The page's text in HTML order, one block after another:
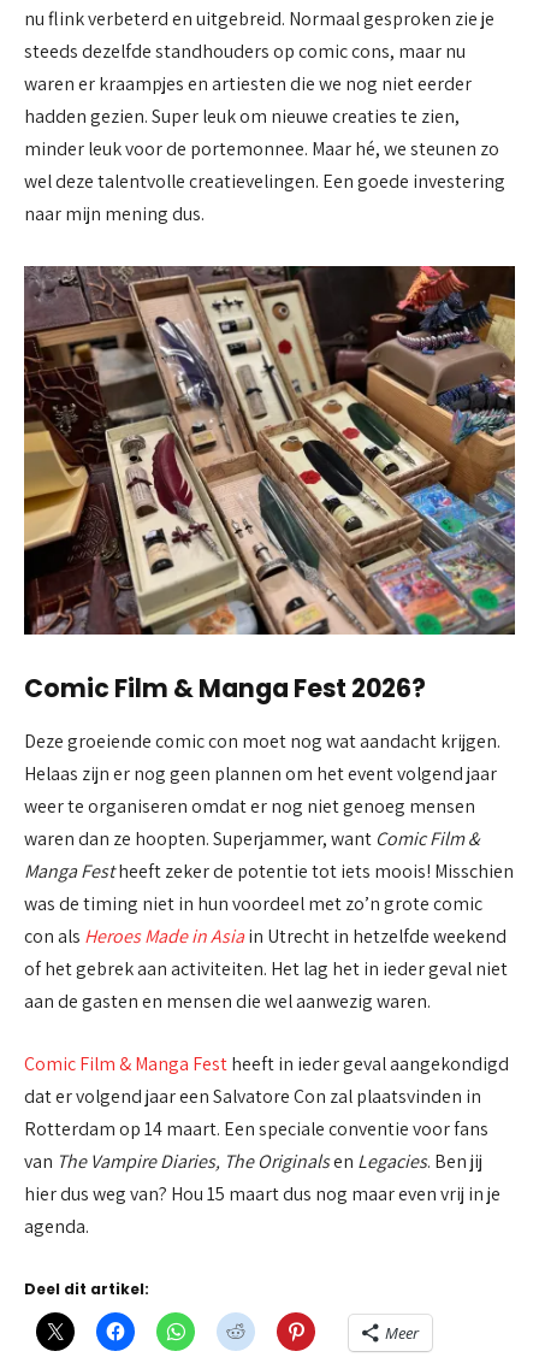
nu flink verbeterd en uitgebreid. Normaal gesproken zie je
steeds dezelfde standhouders op comic cons, maar nu
waren er kraampjes en artiesten die we nog niet eerder
hadden gezien. Super leuk om nieuwe creaties te zien,
minder leuk voor de portemonnee. Maar hé, we steunen zo
wel deze talentvolle creatievelingen. Een goede investering
naar mijn mening dus.
Comic Film & Manga Fest 2026?
Deze groeiende comic con moet nog wat aandacht krijgen.
Helaas zijn er nog geen plannen om het event volgend jaar
weer te organiseren omdat er nog niet genoeg mensen
waren dan ze hoopten. Superjammer, want Comic Film &
Manga Festheeft zeker de potentie tot iets moois! Misschien
was de timing niet in hun voordeel met zo’n grote comic
con als Heroes Made in Asiain Utrecht in hetzelfde weekend
of het gebrek aan activiteiten. Het lag het in ieder geval niet
aan de gasten en mensen die wel aanwezig waren.
Comic Film & Manga Festheeft in ieder geval aangekondigd
dat er volgend jaar een Salvatore Con zal plaatsvinden in
Rotterdam op 14 maart. Een speciale conventie voor fans
van The Vampire Diaries, The Originalsen Legacies. Ben jij
hier dus weg van? Hou 15 maart dus nog maar even vrij in je
agenda.
Deel dit artikel:
Meer